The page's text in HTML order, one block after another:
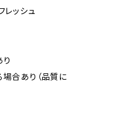
レッシュ
合あり（品質に